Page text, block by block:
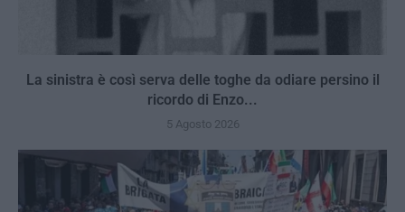
La sinistra è così serva delle toghe da odiare persino il
ricordo di Enzo...
5 Agosto 2026